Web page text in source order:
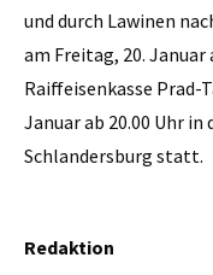
und durch Lawinen
am Freitag, 20. Januar
Raiffeisenkasse Prad-
Januar ab 20.00 Uhr
Schlandersburg statt.
Redaktion